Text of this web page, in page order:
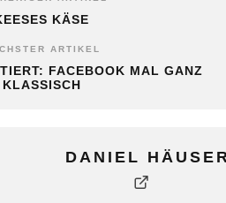
KÄSE
ARTIKEL
FACEBOOK MAL GANZ
KLASSISCH
DANIEL